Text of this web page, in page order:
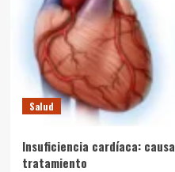
Salud
Insuficiencia cardíaca:
tratamiento